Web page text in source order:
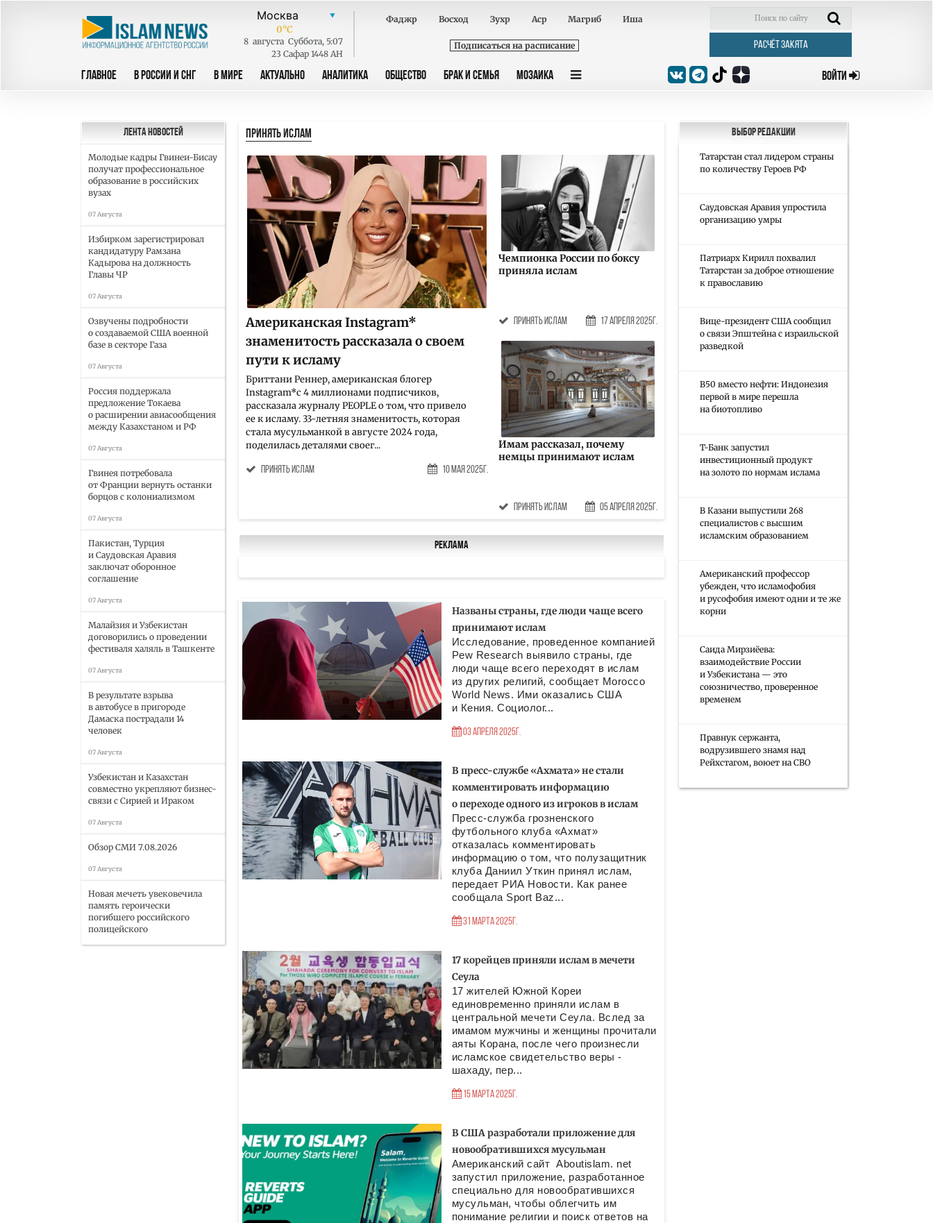
0°C
8 августа Суббота, 5:07
23 Сафар 1448 AH
Фаджр Восход Зухр Аср Магриб Иша
Подписаться на расписание РАСЧЁТ ЗАКЯТА
ГЛАВНОЕ В РОССИИ И СНГ В МИРЕ АКТУАЛЬНО АНАЛИТИКА ОБЩЕСТВО БРАК И СЕМЬЯ МОЗАИКА ВОЙТИ
Лента новостей
Молодые кадры Гвинеи-Бисау
получат профессиональное
образование в российских
вузах
07 Августа
Избирком зарегистрировал
кандидатуру Рамзана
Кадырова на должность
Главы ЧР
07 Августа
Озвучены подробности
о создаваемой США военной
базе в секторе Газа
07 Августа
Россия поддержала
предложение Токаева
о расширении авиасообщения
между Казахстаном и РФ
07 Августа
Гвинея потребовала
от Франции вернуть останки
борцов с колониализмом
07 Августа
Пакистан, Турция
и Саудовская Аравия
заключат оборонное
соглашение
07 Августа
Малайзия и Узбекистан
договорились о проведении
фестиваля халяль в Ташкенте
07 Августа
В результате взрыва
в автобусе в пригороде
Дамаска пострадали 14
человек
07 Августа
Узбекистан и Казахстан
совместно укрепляют бизнес-
связи с Сирией и Ираком
07 Августа
Обзор СМИ 7.08.2026
07 Августа
Новая мечеть увековечила
память героически
погибшего российского
полицейского
ПРИНЯТЬ ИСЛАМ
Американская Instagram*
знаменитость рассказала о своем
пути к исламу
Бриттани Реннер, американская блогер
Instagram*с 4 миллионами подписчиков,
рассказала журналу PEOPLE о том, что привело
ее к исламу. 33-летняя знаменитость, которая
стала мусульманкой в августе 2024 года,
поделилась деталями своег...
принять ислам 10 Мая 2025г.
Чемпионка России по боксу
приняла ислам
принять ислам 17 Апреля 2025г.
Имам рассказал, почему
немцы принимают ислам
принять ислам 05 Апреля 2025г.
Реклама
Названы страны, где люди чаще всего
принимают ислам
Исследование, проведенное компанией
Pew Research выявило страны, где
люди чаще всего переходят в ислам
из других религий, сообщает Morocco
World News. Ими оказались США
и Кения. Социолог...
03 Апреля 2025г.
В пресс-службе «Ахмата» не стали
комментировать информацию
о переходе одного из игроков в ислам
Пресс-служба грозненского
футбольного клуба «Ахмат»
отказалась комментировать
информацию о том, что полузащитник
клуба Даниил Уткин принял ислам,
передает РИА Новости. Как ранее
сообщала Sport Baz...
31 Марта 2025г.
17 корейцев приняли ислам в мечети
Сеула
17 жителей Южной Кореи
единовременно приняли ислам в
центральной мечети Сеула. Вслед за
имамом мужчины и женщины прочитали
аяты Корана, после чего произнесли
исламское свидетельство веры -
шахаду, пер...
15 Марта 2025г.
В США разработали приложение для
новообратившихся мусульман
Американский сайт Aboutislam. net
запустил приложение, разработанное
специально для новообратившихся
мусульман, чтобы облегчить им
понимание религии и поиск ответов на
Выбор редакции
Татарстан стал лидером страны
по количеству Героев РФ
Саудовская Аравия упростила
организацию умры
Патриарх Кирилл похвалил
Татарстан за доброе отношение
к православию
Вице-президент США сообщил
о связи Эпштейна с израильской
разведкой
B50 вместо нефти: Индонезия
первой в мире перешла
на биотопливо
Т-Банк запустил
инвестиционный продукт
на золото по нормам ислама
В Казани выпустили 268
специалистов с высшим
исламским образованием
Американский профессор
убежден, что исламофобия
и русофобия имеют одни и те же
корни
Саида Мирзиёева:
взаимодействие России
и Узбекистана — это
союзничество, проверенное
временем
Правнук сержанта,
водрузившего знамя над
Рейхстагом, воюет на СВО